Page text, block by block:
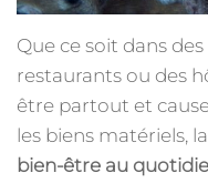
Que ce soit dans
restaurants ou des
être partout et
les biens matériels,
bien-être au